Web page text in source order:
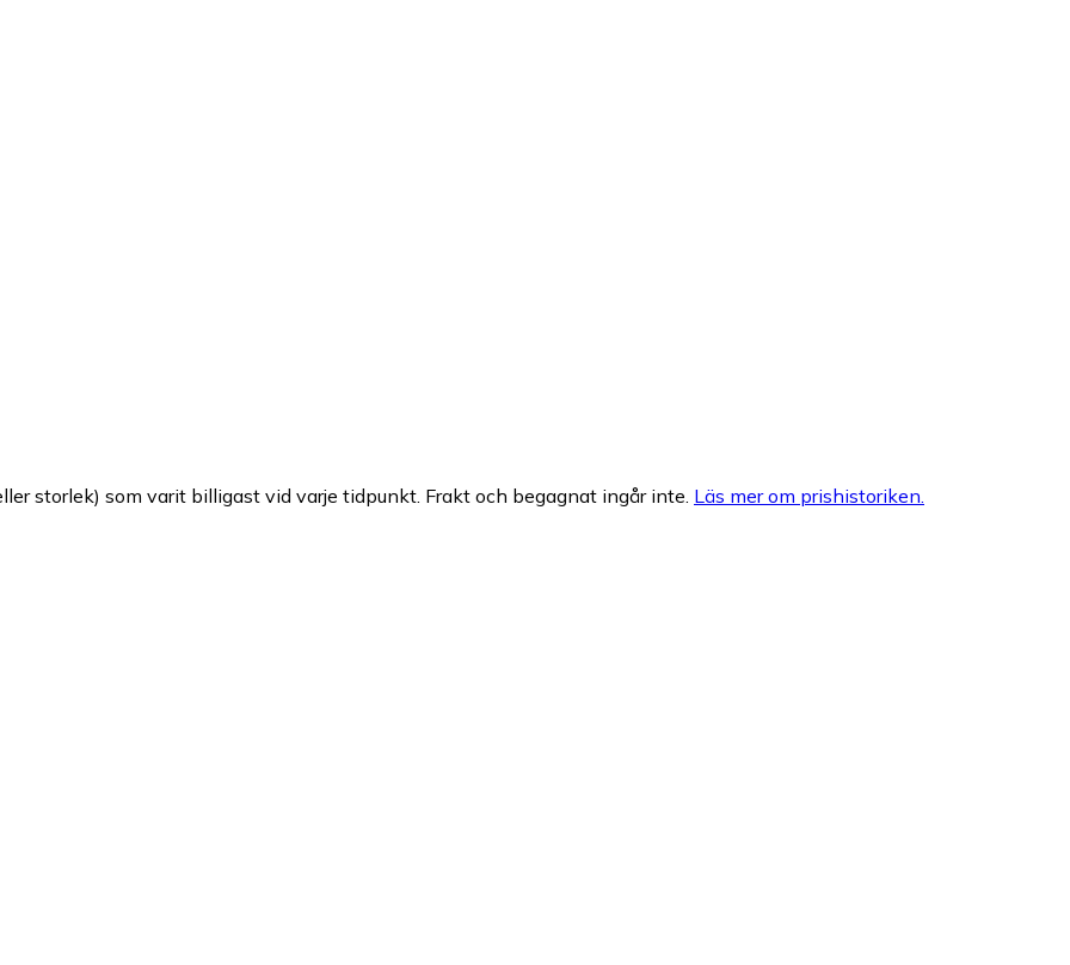
storlek) som varit billigast vid varje tidpunkt. Frakt och begagnat ingår inte. Läs mer om prishistoriken.